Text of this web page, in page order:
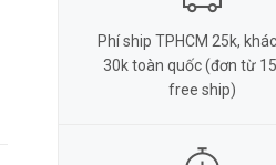
Phí ship TPHCM 25k,
30k toàn quốc (đơn từ
free ship)